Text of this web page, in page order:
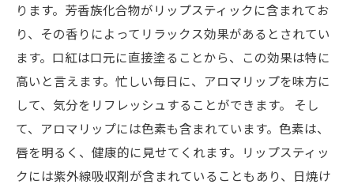
ります。芳香族化合物がリップスティックに含まれてお
り、その香りによってリラックス効果があるとされてい
ます。口紅は口元に直接塗ることから、この効果は特に
高いと言えます。忙しい毎日に、アロマリップを味方に
して、気分をリフレッシュすることができます。 そし
て、アロマリップには色素も含まれています。色素は、
唇を明るく、健康的に見せてくれます。リップスティッ
クには紫外線吸収剤が含まれていることもあり、日焼け